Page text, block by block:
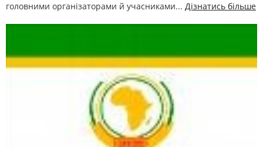
головними організаторами й учасниками... Дізнатись більше